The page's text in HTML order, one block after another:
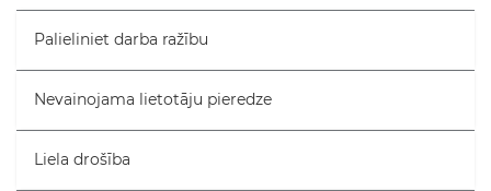
Tehniskie dati
Palieliniet darba ražību
Nevainojama lietotāju pieredze
Liela drošība